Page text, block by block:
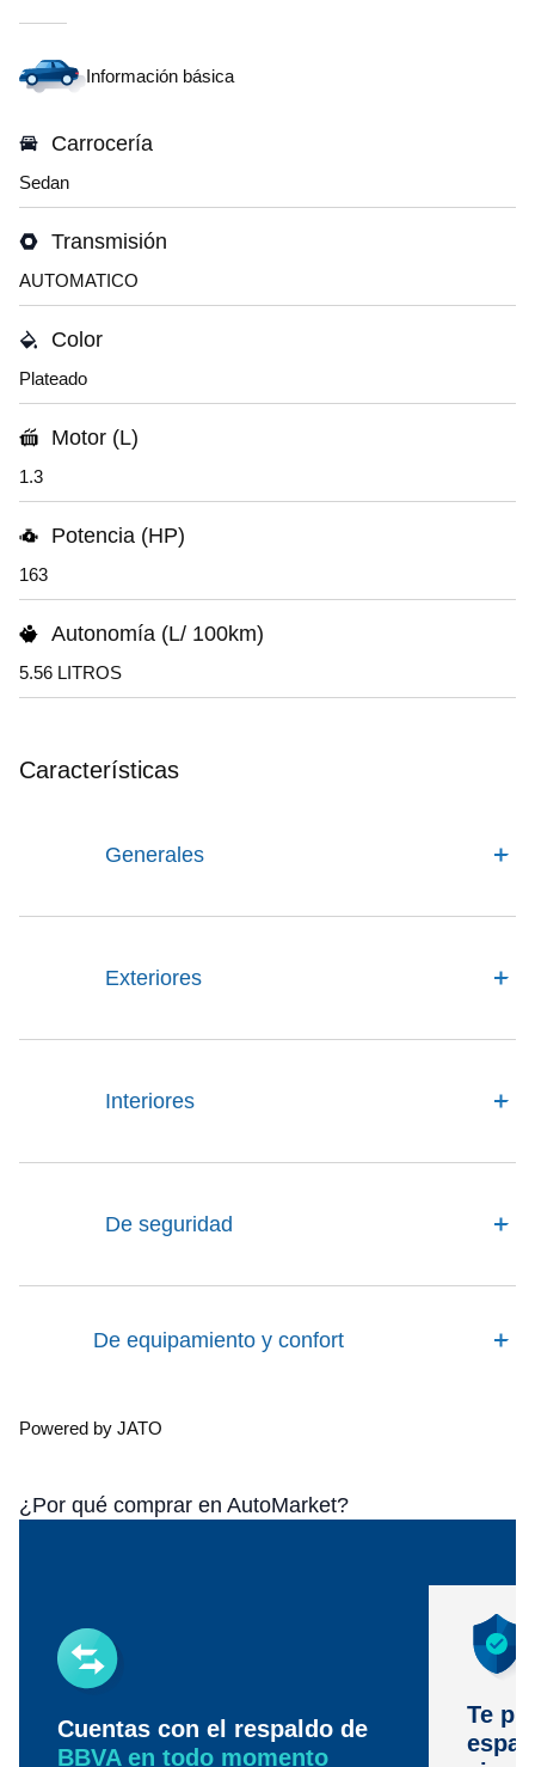
Información básica
Carrocería
Sedan
Transmisión
AUTOMATICO
Color
Plateado
Motor (L)
1.3
Potencia (HP)
163
Autonomía (L/ 100km)
5.56 LITROS
Características
Generales
Exteriores
Interiores
De seguridad
De equipamiento y confort
Powered by JATO
¿Por qué comprar en AutoMarket?
Cuentas con el respaldo de
BBVA en todo momento
Te